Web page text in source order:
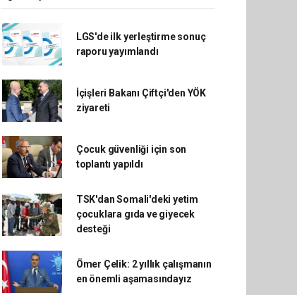
LGS'de ilk yerleştirme sonuç
raporu yayımlandı
İçişleri Bakanı Çiftçi'den YÖK
ziyareti
Çocuk güvenliği için son
toplantı yapıldı
TSK'dan Somali'deki yetim
çocuklara gıda ve giyecek
desteği
Ömer Çelik: 2 yıllık çalışmanın
en önemli aşamasındayız